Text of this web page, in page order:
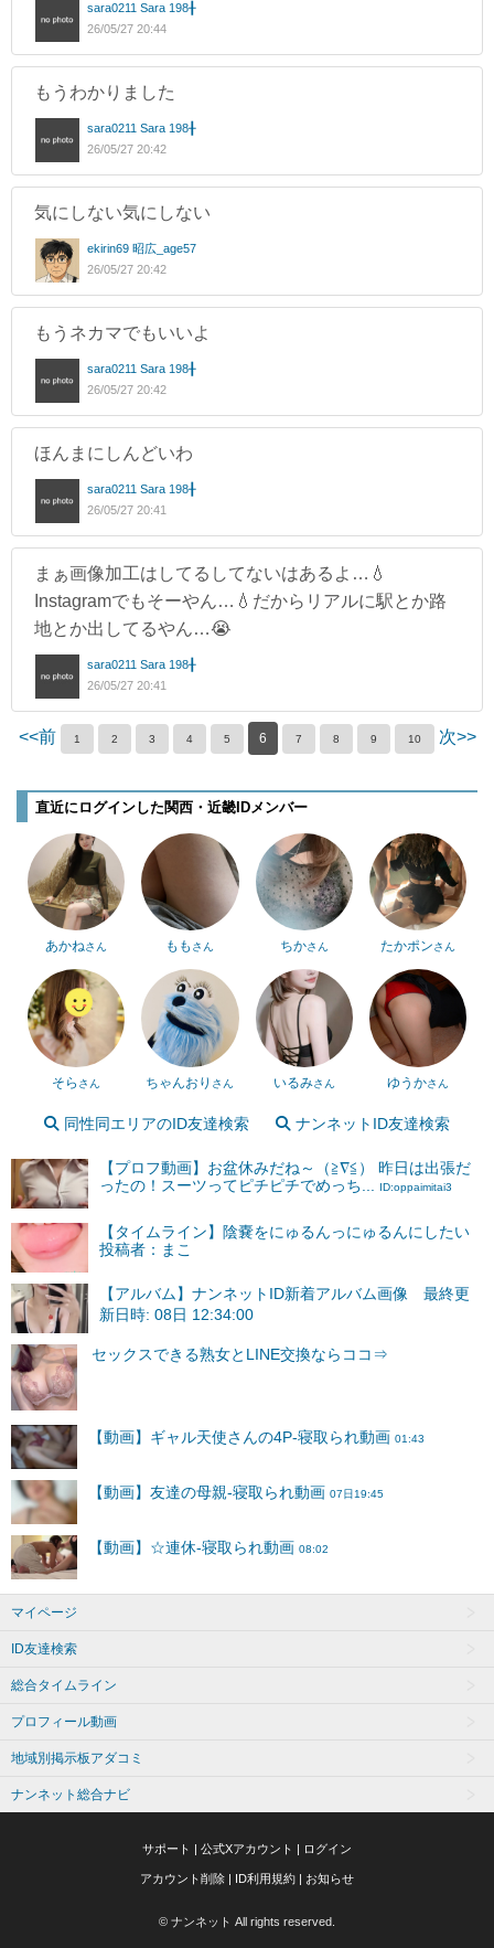
sara0211 Sara 198╂
26/05/27 20:44
もうわかりました
sara0211 Sara 198╂
26/05/27 20:42
気にしない気にしない
ekirin69 昭広_age57
26/05/27 20:42
もうネカマでもいいよ
sara0211 Sara 198╂
26/05/27 20:42
ほんまにしんどいわ
sara0211 Sara 198╂
26/05/27 20:41
まぁ画像加工はしてるしてないはあるよ…💧
Instagramでもそーやん…💧だからリアルに駅とか路
地とか出してるやん…😭
sara0211 Sara 198╂
26/05/27 20:41
<<前 1 2 3 4 5 6 7 8 9 10 次>>
直近にログインした関西・近畿IDメンバー
あかねさん もも さん ちかさん たかポンさん
そら さん ちゃんおり さん いるみさん ゆうかさん
同性同エリアのID友達検索 ナンネットID友達検索
【プロフ動画】お盆休みだね～（≧∇≦） 昨日は出張だ
ったの！スーツってピチピチでめっち...
ID:oppaimitai3
【タイムライン】陰嚢をにゅるんっにゅるんにしたい
投稿者：まこ
【アルバム】ナンネットID新着アルバム画像 最終更
新日時: 08日 12:34:00
マイページ
ID友達検索
総合タイムライン
プロフィール動画
地域別掲示板アダコミ
ナンネット総合ナビ
サポート | 公式Xアカウント | ログイン
アカウント削除 | ID利用規約 | お知らせ
© ナンネット All rights reserved.